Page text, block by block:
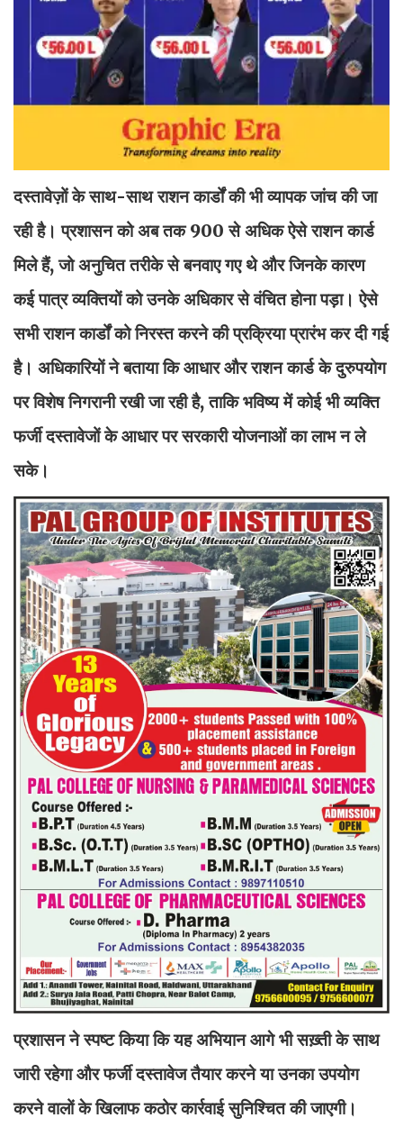
दस्तावेज़ों के साथ-साथ राशन कार्डों की भी व्यापक जांच की जा
रही है। प्रशासन को अब तक 900 से अधिक ऐसे राशन कार्ड
मिले हैं, जो अनुचित तरीके से बनवाए गए थे और जिनके कारण
कई पात्र व्यक्तियों को उनके अधिकार से वंचित होना पड़ा। ऐसे
सभी राशन कार्डों को निरस्त करने की प्रक्रिया प्रारंभ कर दी गई
है। अधिकारियों ने बताया कि आधार और राशन कार्ड के दुरुपयोग
पर विशेष निगरानी रखी जा रही है, ताकि भविष्य में कोई भी व्यक्ति
फर्जी दस्तावेजों के आधार पर सरकारी योजनाओं का लाभ न ले
सके।
प्रशासन ने स्पष्ट किया कि यह अभियान आगे भी सख़्ती के साथ
जारी रहेगा और फर्जी दस्तावेज तैयार करने या उनका उपयोग
करने वालों के खिलाफ कठोर कार्रवाई सुनिश्चित की जाएगी।